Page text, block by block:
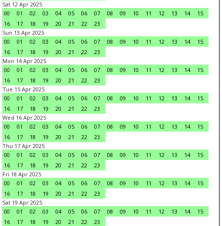
Sat 12 Apr 2025
00
01 02 03 04 05 06 07 08 09 10 11 12 13 14
15
16
17 18 19 20 21 22
23
Sun 13 Apr 2025
00
01 02 03 04 05 06 07 08 09 10 11 12 13 14
15
16
17 18 19 20 21 22
23
Mon 14 Apr 2025
00
01 02 03 04 05 06 07 08 09 10 11 12 13 14
15
16
17 18 19 20 21 22
23
Tue 15 Apr 2025
00
01 02 03 04 05 06 07 08 09 10 11 12 13 14
15
16
17 18 19 20 21 22
23
Wed 16 Apr 2025
00
01 02 03 04 05 06 07 08 09 10 11 12 13 14
15
16
17 18 19 20 21 22
23
Thu 17 Apr 2025
00
01 02 03 04 05 06 07 08 09 10 11 12 13 14
15
16
17 18 19 20 21 22
23
Fri 18 Apr 2025
00
01 02 03 04 05 06 07 08 09 10 11 12 13 14
15
16
17 18 19 20 21 22
23
Sat 19 Apr 2025
00
01 02 03 04 05 06 07 08 09 10 11 12 13 14
15
16
17 18 19 20 21 22
23